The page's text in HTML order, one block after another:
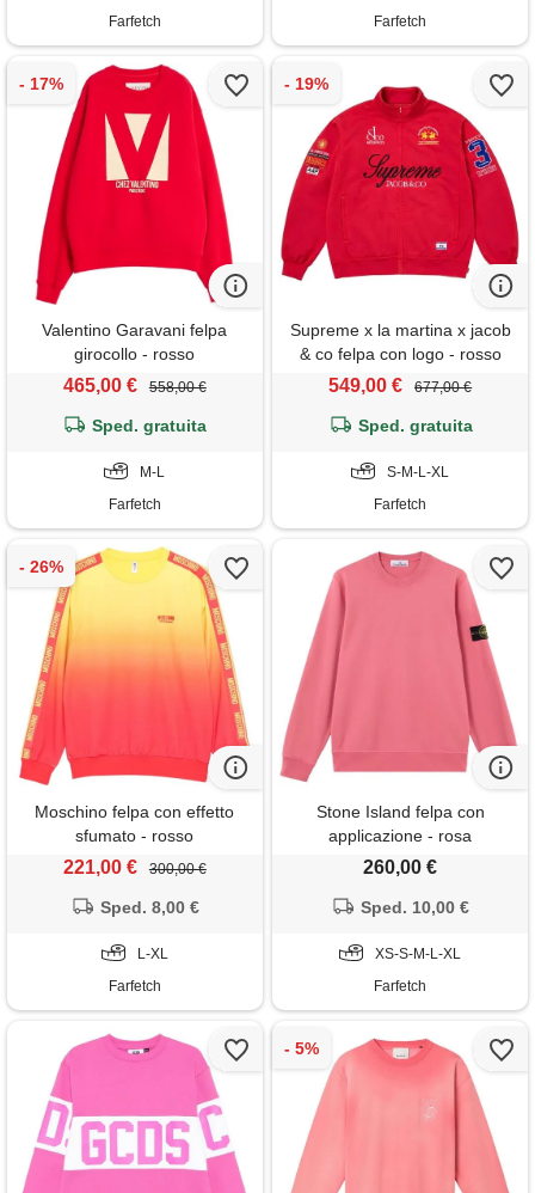
Farfetch
Farfetch
Valentino Garavani felpa
girocollo - rosso
465,00 € 558,00 €
Sped. gratuita
M-L
Farfetch
Supreme x la martina x jacob
& co felpa con logo - rosso
549,00 € 677,00 €
Sped. gratuita
S-M-L-XL
Farfetch
Moschino felpa con effetto
sfumato - rosso
221,00 € 300,00 €
Sped. 8,00 €
L-XL
Farfetch
Stone Island felpa con
applicazione - rosa
260,00 €
Sped. 10,00 €
XS-S-M-L-XL
Farfetch